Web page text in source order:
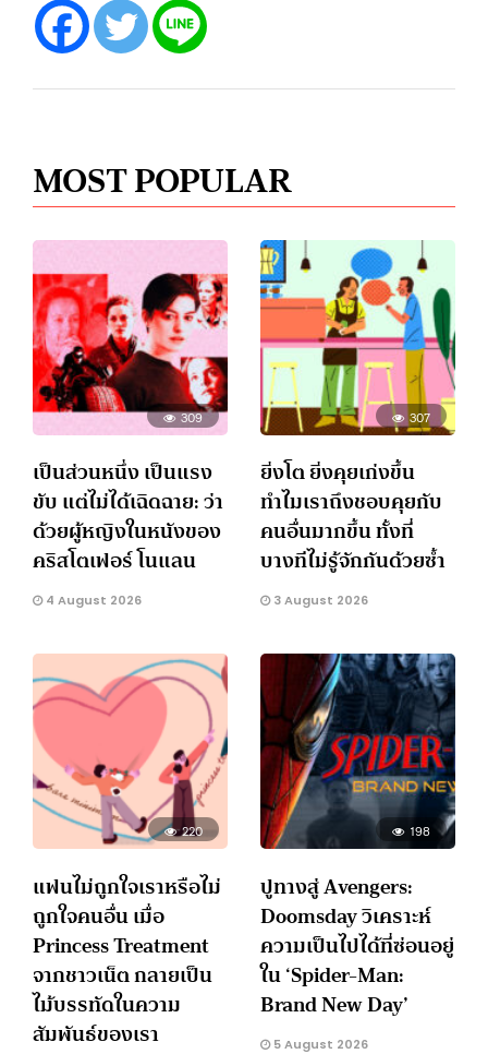
MOST POPULAR
309
เป็นส่วนหนึ่ง เป็นแรง
ขับ แต่ไม่ได้เฉิดฉาย: ว่า
ด้วยผู้หญิงในหนังของ
คริสโตเฟอร์ โนแลน
4 August 2026
307
ยิ่งโต ยิ่งคุยเก่งขึ้น
ทำไมเราถึงชอบคุยกับ
คนอื่นมากขึ้น ทั้งที่
บางทีไม่รู้จักกันด้วยซ้ำ
3 August 2026
220
แฟนไม่ถูกใจเราหรือไม่
ถูกใจคนอื่น เมื่อ
Princess Treatment
จากชาวเน็ต กลายเป็น
ไม้บรรทัดในความ
สัมพันธ์ของเรา
198
ปูทางสู่ Avengers:
Doomsday วิเคราะห์
ความเป็นไปได้ที่ซ่อนอยู่
ใน ‘Spider-Man:
Brand New Day’
5 August 2026